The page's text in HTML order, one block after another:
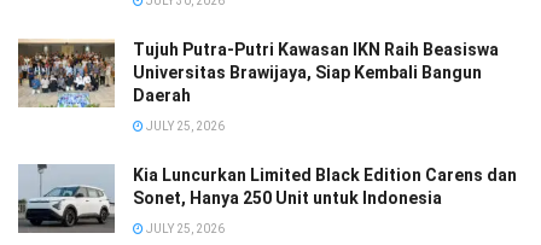
Tujuh Putra-Putri Kawasan IKN Raih Beasiswa
Universitas Brawijaya, Siap Kembali Bangun
Daerah
JULY 25, 2026
Kia Luncurkan Limited Black Edition Carens dan
Sonet, Hanya 250 Unit untuk Indonesia
JULY 25, 2026